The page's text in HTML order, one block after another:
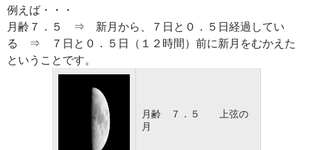
例えば・・・
月齢７．５ ⇒ 新月から、７日と０．５日経過してい
る ⇒ ７日と０．５日（１２時間）前に新月をむかえた
ということです。
月齢 ７．５ 上弦の
月